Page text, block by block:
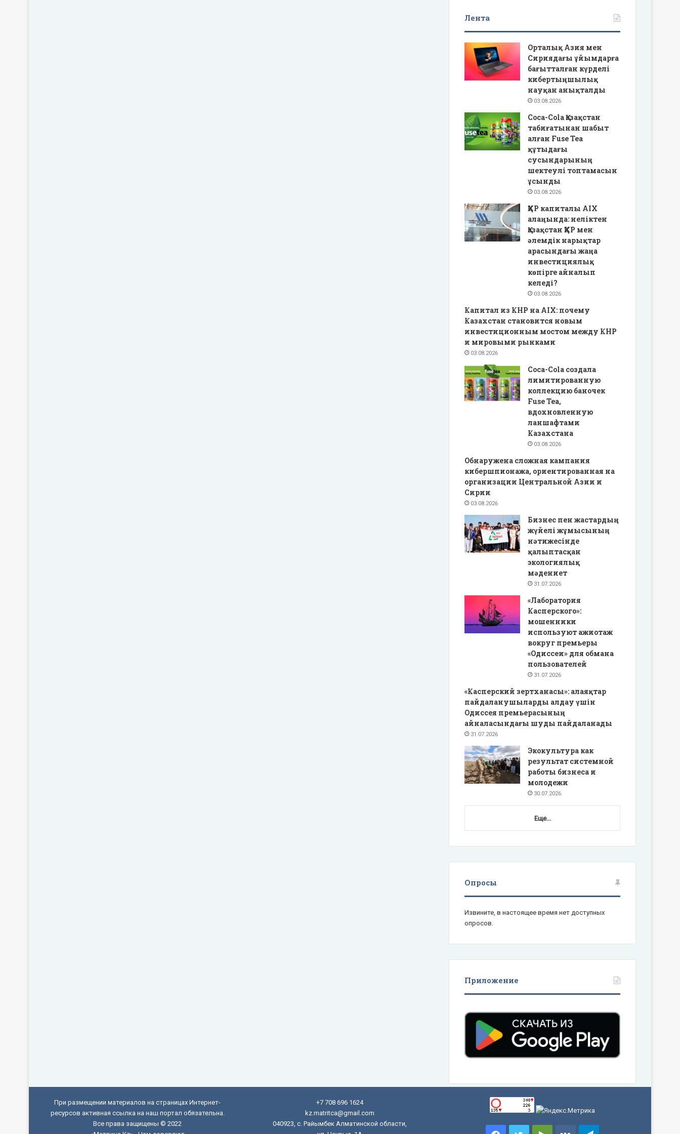
Лента
Орталық Азия мен
Сириядағы ұйымдарға
бағытталған күрделі
кибертыңшылық
науқан анықталды
03.08.2026
Coca-Cola Қазақстан
табиғатынан шабыт
алған Fuse Tea
құтыдағы
сусындарының
шектеулі топтамасын
ұсынды
03.08.2026
ҚХР капиталы AIX
алаңында: неліктен
Қазақстан ҚХР мен
әлемдік нарықтар
арасындағы жаңа
инвестициялық
көпірге айналып
келеді?
03.08.2026
Капитал из КНР на AIX: почему
Казахстан становится новым
инвестиционным мостом между КНР
и мировыми рынками
03.08.2026
Coca-Cola создала
лимитированную
коллекцию баночек
Fuse Tea,
вдохновленную
ланшафтами
Казахстана
03.08.2026
Обнаружена сложная кампания
кибершпионажа, ориентированная на
организации Центральной Азии и
Сирии
03.08.2026
Бизнес пен жастардың
жүйелі жұмысының
нәтижесінде
қалыптасқан
экологиялық
мәдениет
31.07.2026
«Лаборатория
Касперского»:
мошенники
используют ажиотаж
вокруг премьеры
«Одиссеи» для обмана
пользователей
31.07.2026
«Касперский зертханасы»: алаяқтар
пайдаланушыларды алдау үшін
Одиссея премьерасының
айналасындағы шуды пайдаланады
31.07.2026
Экокультура как
результат системной
работы бизнеса и
молодежи
30.07.2026
Еще...
Опросы
Извините, в настоящее время нет доступных
опросов.
Приложение
При размещении материалов на страницах Интернет-
ресурсов активная ссылка на наш портал обязательна.
Все права защищены © 2022
+7 708 696 1624
kz.matritca@gmail.com
040923, с. Райымбек Алматинской области,